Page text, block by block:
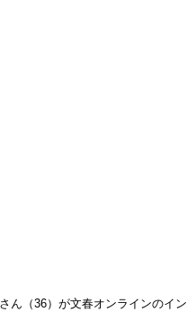
ん（36）が文春オンラインのイン